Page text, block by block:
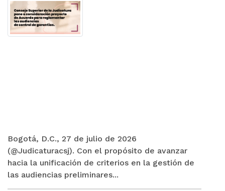
Bogotá, D.C., 27 de julio de 2026
(@Judicaturacsj). Con el propósito de avanzar
hacia la unificación de criterios en la gestión de
las audiencias preliminares...